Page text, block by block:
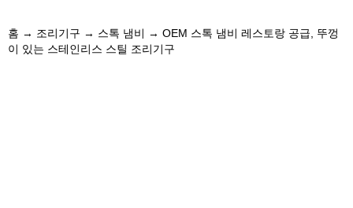
홈 → 조리기구 → 스톡 냄비 → OEM 스톡 냄비 레스토랑 공급, 뚜껑
이 있는 스테인리스 스틸 조리기구